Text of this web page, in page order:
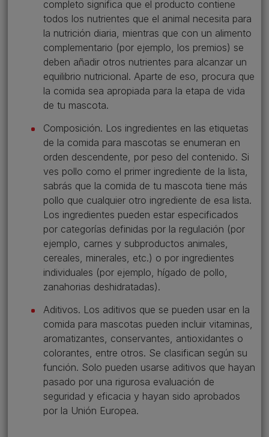
completo significa que el producto contiene
todos los nutrientes que el animal necesita para
la nutrición diaria, mientras que con un alimento
complementario (por ejemplo, los premios) se
deben añadir otros nutrientes para alcanzar un
equilibrio nutricional. Aparte de eso, procura que
la comida sea apropiada para la etapa de vida
de tu mascota.
Composición. Los ingredientes en las etiquetas
de la comida para mascotas se enumeran en
orden descendente, por peso del contenido. Si
ves pollo como el primer ingrediente de la lista,
sabrás que la comida de tu mascota tiene más
pollo que cualquier otro ingrediente de esa lista.
Los ingredientes pueden estar especificados
por categorías definidas por la regulación (por
ejemplo, carnes y subproductos animales,
cereales, minerales, etc.) o por ingredientes
individuales (por ejemplo, hígado de pollo,
zanahorias deshidratadas).
Aditivos. Los aditivos que se pueden usar en la
comida para mascotas pueden incluir vitaminas,
aromatizantes, conservantes, antioxidantes o
colorantes, entre otros. Se clasifican según su
función. Solo pueden usarse aditivos que hayan
pasado por una rigurosa evaluación de
seguridad y eficacia y hayan sido aprobados
por la Unión Europea.